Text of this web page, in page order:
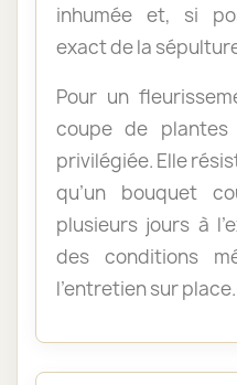
inhumée et, si
exact de la
Pour un
coupe de
privilégiée. Elle
qu’un bouquet
plusieurs jours à
des conditions
l’entretien sur place.